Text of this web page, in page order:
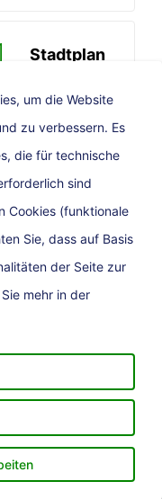
zu Suche
Stadtplan
um die Website
zu verbessern. Es
die für technische
sind
Cookies (funktionale
Sie, dass auf Basis
der Seite zur
mehr in der